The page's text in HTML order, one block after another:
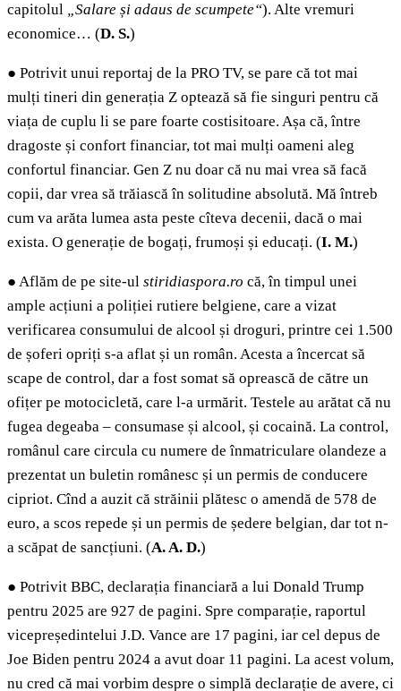
capitolul „Salare și adaus de scumpete“). Alte vremuri
economice… (D. S.)
● Potrivit unui reportaj de la PRO TV, se pare că tot mai
mulți tineri din generația Z optează să fie singuri pentru că
viața de cuplu li se pare foarte costisitoare. Așa că, între
dragoste și confort financiar, tot mai mulți oameni aleg
confortul financiar. Gen Z nu doar că nu mai vrea să facă
copii, dar vrea să trăiască în solitudine absolută. Mă întreb
cum va arăta lumea asta peste cîteva decenii, dacă o mai
exista. O generație de bogați, frumoși și educați. (I. M.)
● Aflăm de pe site-ul stiridiaspora.ro că, în timpul unei
ample acțiuni a poliției rutiere belgiene, care a vizat
verificarea consumului de alcool și droguri, printre cei 1.500
de șoferi opriți s-a aflat și un român. Acesta a încercat să
scape de control, dar a fost somat să oprească de către un
ofițer pe motocicletă, care l-a urmărit. Testele au arătat că nu
fugea degeaba – consumase și alcool, și cocaină. La control,
românul care circula cu numere de înmatriculare olandeze a
prezentat un buletin românesc și un permis de conducere
cipriot. Cînd a auzit că străinii plătesc o amendă de 578 de
euro, a scos repede și un permis de ședere belgian, dar tot n-
a scăpat de sancțiuni. (A.A. D.)
● Potrivit BBC, declarația financiară a lui Donald Trump
pentru 2025 are 927 de pagini. Spre comparație, raportul
vicepreședintelui J.D. Vance are 17 pagini, iar cel depus de
Joe Biden pentru 2024 a avut doar 11 pagini. La acest volum,
nu cred că mai vorbim despre o simplă declarație de avere, ci